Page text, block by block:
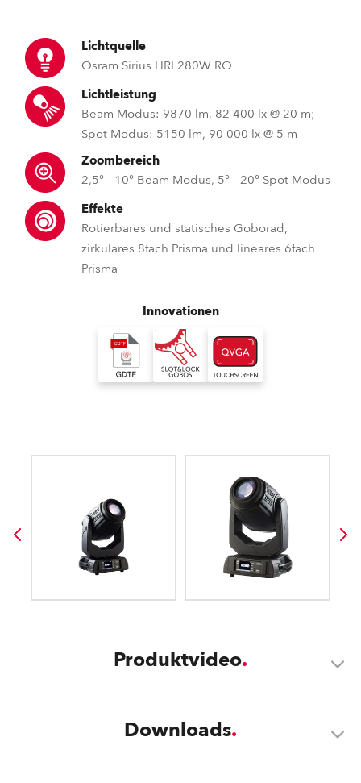
Lichtquelle
Osram Sirius HRI 280W RO
Lichtleistung
Beam Modus: 9870 lm, 82 400 lx @ 20 m;
Spot Modus: 5150 lm, 90 000 lx @ 5 m
Zoombereich
2,5° - 10° Beam Modus, 5° - 20° Spot Modus
Effekte
Rotierbares und statisches Goborad,
zirkulares 8fach Prisma und lineares 6fach
Prisma
Innovationen
Produktvideo
Downloads